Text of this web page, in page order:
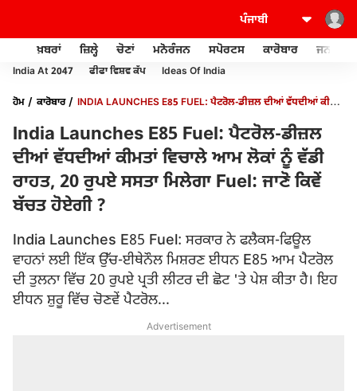
ਖ਼ਬਰਾਂ ਜ਼ਿਲ੍ਹੇ ਚੋਣਾਂ ਮਨੋਰੰਜਨ ਸਪੋਰਟਸ ਕਾਰੋਬਾਰ ਜਨਰਲ
India At 2047 ਫੀਫਾ ਵਿਸ਼ਵ ਕੱਪ Ideas Of India
ਹੋਮ ਕਾਰੋਬਾਰ
INDIA LAUNCHES E85 FUEL: ਪੈਟਰੋਲ-ਡੀਜ਼ਲ ਦੀਆਂ ਵੱਧਦੀਆਂ ਕੀਮਤਾਂ
India Launches E85 Fuel: ਪੈਟਰੋਲ-ਡੀਜ਼ਲ
ਦੀਆਂ ਵੱਧਦੀਆਂ ਕੀਮਤਾਂ ਵਿਚਾਲੇ ਆਮ ਲੋਕਾਂ ਨੂੰ ਵੱਡੀ
ਰਾਹਤ, 20 ਰੁਪਏ ਸਸਤਾ ਮਿਲੇਗਾ Fuel: ਜਾਣੋ ਕਿਵੇਂ
ਬੱਚਤ ਹੋਏਗੀ ?
India Launches E85 Fuel: ਸਰਕਾਰ ਨੇ ਫਲੈਕਸ-ਫਿਊਲ
ਵਾਹਨਾਂ ਲਈ ਇੱਕ ਉੱਚ-ਈਥੇਨੌਲ ਮਿਸ਼ਰਣ ਈਧਨ E85 ਆਮ ਪੈਟਰੋਲ
ਦੀ ਤੁਲਨਾ ਵਿੱਚ 20 ਰੁਪਏ ਪ੍ਰਤੀ ਲੀਟਰ ਦੀ ਛੋਟ 'ਤੇ ਪੇਸ਼ ਕੀਤਾ ਹੈ। ਇਹ
ਈਧਨ ਸ਼ੁਰੂ ਵਿੱਚ ਚੋਣਵੇਂ ਪੈਟਰੋਲ...
Advertisement